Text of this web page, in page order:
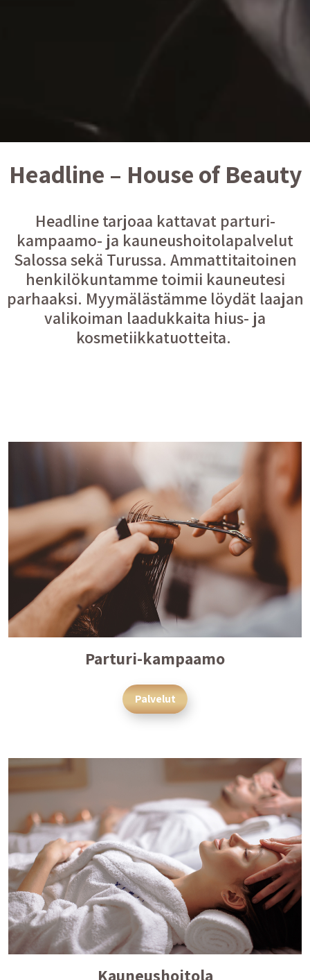
Headline – House of Beauty
Headline tarjoaa kattavat parturi-
kampaamo- ja kauneushoitolapalvelut
Salossa sekä Turussa. Ammattitaitoinen
henkilökuntamme toimii kauneutesi
parhaaksi. Myymälästämme löydät laajan
valikoiman laadukkaita hius- ja
kosmetiikkatuotteita.
Parturi-kampaamo
Palvelut
Kauneushoitola